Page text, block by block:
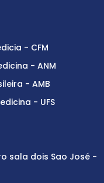
- CFM
- ANM
- AMB
- UFS
sala dois Sao José -